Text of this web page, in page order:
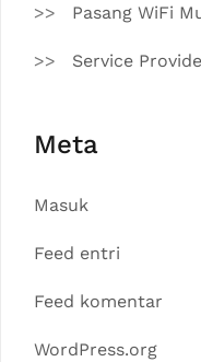
Pasang WiFi
Service
Meta
Masuk
Feed entri
Feed komentar
WordPress.org